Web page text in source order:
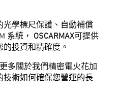
學標尺保護、自動補償
系統， OSCARMAX可提供
投資和精確度。
多關於我們精密電火花加
技術如何確保您營運的長